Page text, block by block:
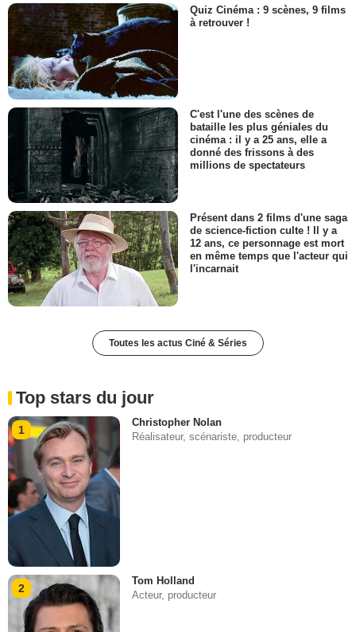
Quiz Cinéma : 9 scènes, 9 films
à retrouver !
C'est l'une des scènes de
bataille les plus géniales du
cinéma : il y a 25 ans, elle a
donné des frissons à des
millions de spectateurs
Présent dans 2 films d'une saga
de science-fiction culte ! Il y a
12 ans, ce personnage est mort
en même temps que l'acteur qui
l'incarnait
Toutes les actus Ciné & Séries
Top stars du jour
1
Christopher Nolan
Réalisateur, scénariste, producteur
2
Tom Holland
Acteur, producteur